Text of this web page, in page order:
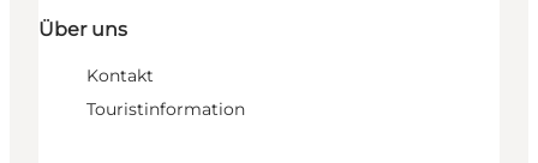
Über uns
Kontakt
Touristinformation